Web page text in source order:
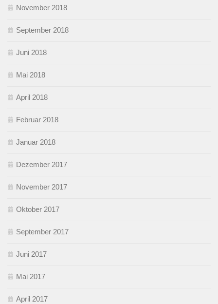
November 2018
September 2018
Juni 2018
Mai 2018
April 2018
Februar 2018
Januar 2018
Dezember 2017
November 2017
Oktober 2017
September 2017
Juni 2017
Mai 2017
April 2017